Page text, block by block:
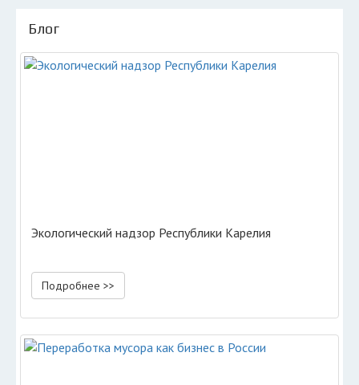
Блог
Экологический надзор Республики Карелия
Подробнее >>